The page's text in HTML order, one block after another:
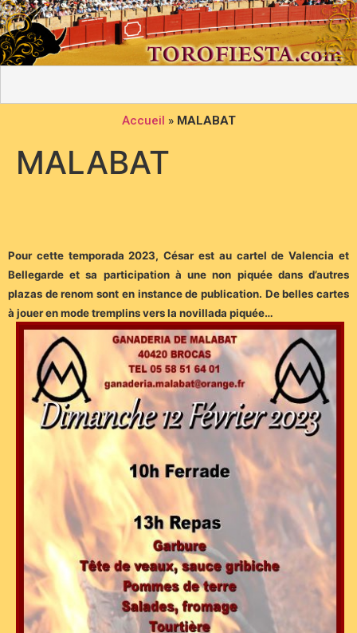
Accueil » MALABAT
MALABAT
Pour cette temporada 2023, César est au cartel de Valencia et
Bellegarde et sa participation à une non piquée dans d’autres
plazas de renom sont en instance de publication. De belles cartes
à jouer en mode tremplins vers la novillada piquée…